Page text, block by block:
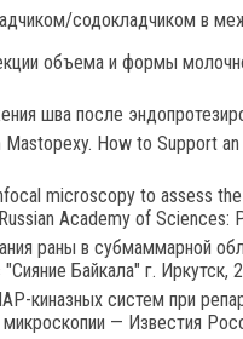
содокладчиком в
объема и формы
шва после
Mastopexy. How to Support
microscopy to assess
Academy of Sciences:
раны в субмаммарной
Байкала" г. Иркутск,
киназных систем при
— Известия